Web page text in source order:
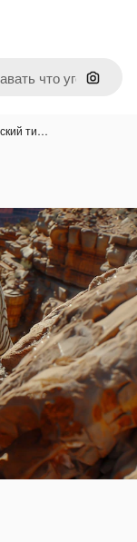
Поиск
ти…